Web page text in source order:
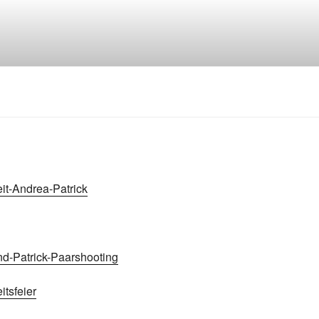
Andrea-Patrick
Patrick-Paarshooting